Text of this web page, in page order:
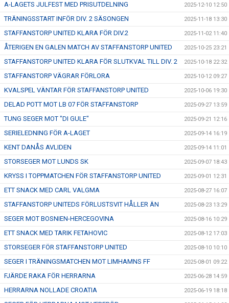
A-LAGETS JULFEST MED PRISUTDELNING 2025-12-10 12:50
TRÄNINGSSTART INFÖR DIV. 2 SÄSONGEN 2025-11-18 13:30
STAFFANSTORP UNITED KLARA FÖR DIV.2 2025-11-02 11:40
ÅTERIGEN EN GALEN MATCH AV STAFFANSTORP UNITED 2025-10-25 23:21
STAFFANSTORP UNITED KLARA FÖR SLUTKVAL TILL DIV. 2 2025-10-18 22:32
STAFFANSTORP VÄGRAR FÖRLORA 2025-10-12 09:27
KVALSPEL VÄNTAR FÖR STAFFANSTORP UNITED 2025-10-06 19:30
DELAD POTT MOT LB 07 FÖR STAFFANSTORP 2025-09-27 13:59
TUNG SEGER MOT "DI GULE" 2025-09-21 12:16
SERIELEDNING FÖR A-LAGET 2025-09-14 16:19
KENT DANÅS AVLIDEN 2025-09-14 11:01
STORSEGER MOT LUNDS SK 2025-09-07 18:43
KRYSS I TOPPMATCHEN FÖR STAFFANSTORP UNITED 2025-09-01 12:31
ETT SNACK MED CARL VALGMA 2025-08-27 16:07
STAFFANSTORP UNITEDS FÖRLUSTSVIT HÅLLER ÄN 2025-08-23 13:29
SEGER MOT BOSNIEN-HERCEGOVINA 2025-08-16 10:29
ETT SNACK MED TARIK FETAHOVIC 2025-08-12 17:03
STORSEGER FÖR STAFFANSTORP UNITED 2025-08-10 10:10
SEGER I TRÄNINGSMATCHEN MOT LIMHAMNS FF 2025-08-01 09:22
FJÄRDE RAKA FÖR HERRARNA 2025-06-28 14:59
HERRARNA NOLLADE CROATIA 2025-06-19 18:18